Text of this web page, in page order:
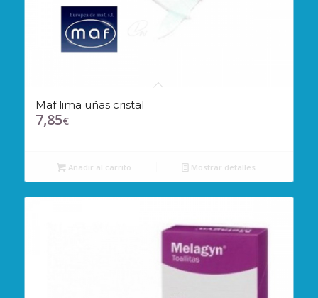
Maf lima uñas cristal
7,85€
Añadir al carrito Mostrar detalles